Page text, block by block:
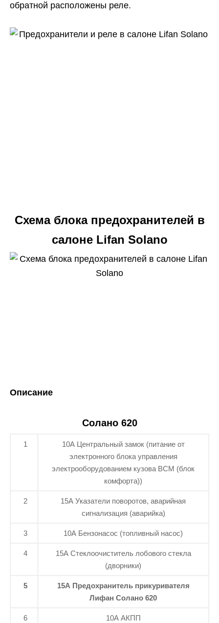
обратной расположены реле.
Схема блока предохранителей в
салоне Lifan Solano
Описание
Солано 620
1
10А Центральный замок (питание от
электронного блока управления
электрооборудованием кузова BCM (блок
комфорта))
2
15А Указатели поворотов, аварийная
сигнализация (аварийка)
3 10А Бензонасос (топливный насос)
4
15А Стеклоочиститель лобового стекла
(дворники)
5
15А Предохранитель прикуривателя
Лифан Солано 620
6 10А АКПП